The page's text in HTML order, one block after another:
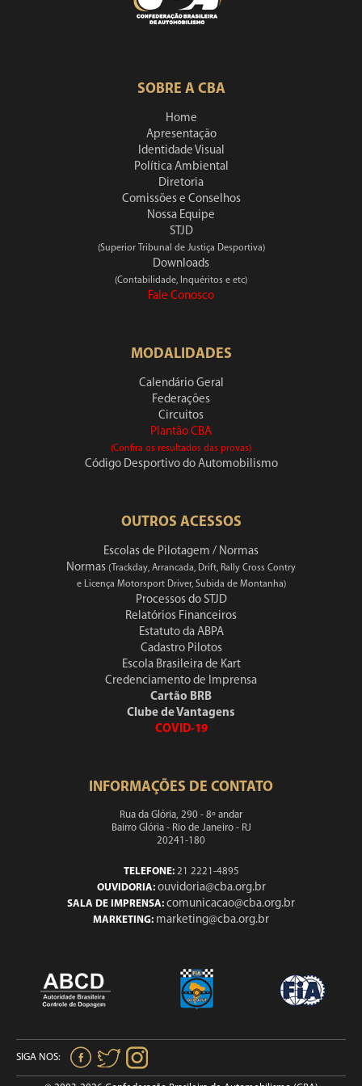
SOBRE A CBA
Home
Apresentação
Identidade Visual
Política Ambiental
Diretoria
Comissões e Conselhos
Nossa Equipe
STJD
(Superior Tribunal de Justiça Desportiva)
Downloads
(Contabilidade, Inquéritos e etc)
Fale Conosco
MODALIDADES
Calendário Geral
Federações
Circuitos
Plantão CBA
(Confira os resultados das provas)
Código Desportivo do Automobilismo
OUTROS ACESSOS
Escolas de Pilotagem / Normas
Normas (Trackday, Arrancada, Drift, Rally Cross Contry
e Licença Motorsport Driver, Subida de Montanha)
Processos do STJD
Relatórios Financeiros
Estatuto da ABPA
Cadastro Pilotos
Escola Brasileira de Kart
Credenciamento de Imprensa
Cartão BRB
Clube de Vantagens
COVID-19
INFORMAÇÕES DE CONTATO
Rua da Glória, 290 - 8º andar
Bairro Glória - Rio de Janeiro - RJ
20241-180
TELEFONE:21 2221-4895
OUVIDORIA: ouvidoria@cba.org.br
SALA DE IMPRENSA: comunicacao@cba.org.br
MARKETING: marketing@cba.org.br
SIGA NOS: